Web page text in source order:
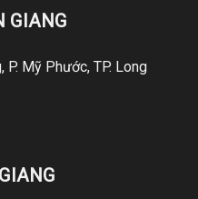
GIANG
Mỹ Phước, TP. Long